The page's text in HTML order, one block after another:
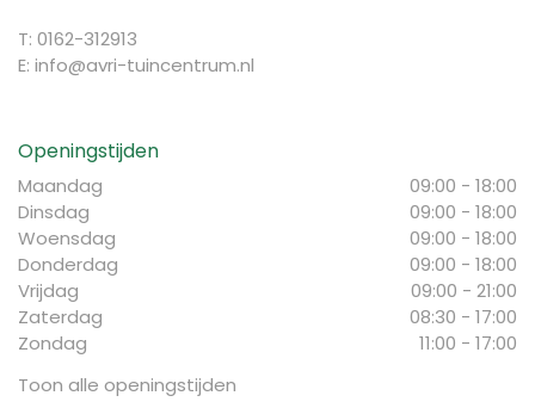
T: 0162-312913
E: info@avri-tuincentrum.nl
Openingstijden
Maandag
09:00 - 18:00
Dinsdag
09:00 - 18:00
Woensdag
09:00 - 18:00
Donderdag
09:00 - 18:00
Vrijdag
09:00 - 21:00
Zaterdag
08:30 - 17:00
Zondag
11:00 - 17:00
Toon alle openingstijden